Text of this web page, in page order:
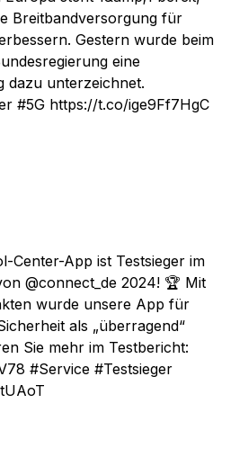
Breitbandversorgung für
Gestern wurde beim
eine
dazu unterzeichnet.
#5G https://t.co/ige9Ff7HgC
Center-App ist Testsieger im
@connect_de 2024! 🏆 Mit
wurde unsere App für
als „überragend“
Sie mehr im Testbericht:
#Service #Testsieger